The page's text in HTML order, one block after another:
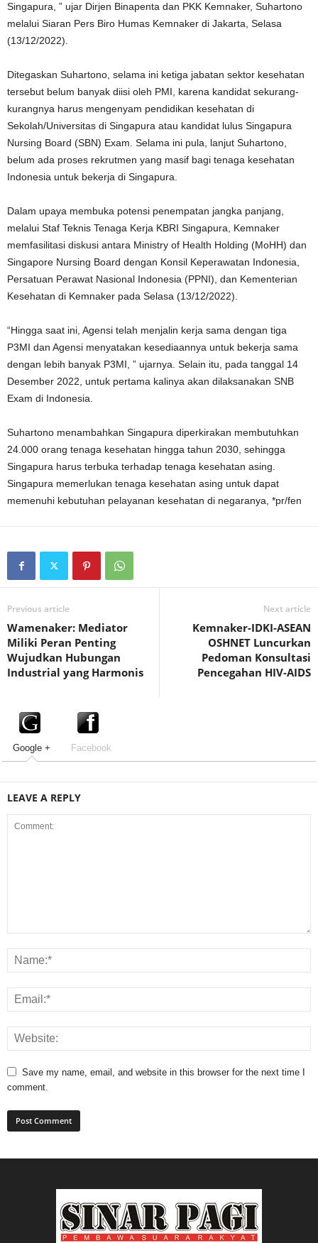
Singapura, ” ujar Dirjen Binapenta dan PKK Kemnaker, Suhartono
melalui Siaran Pers Biro Humas Kemnaker di Jakarta, Selasa
(13/12/2022).
Ditegaskan Suhartono, selama ini ketiga jabatan sektor kesehatan
tersebut belum banyak diisi oleh PMI, karena kandidat sekurang-
kurangnya harus mengenyam pendidikan kesehatan di
Sekolah/Universitas di Singapura atau kandidat lulus Singapura
Nursing Board (SBN) Exam. Selama ini pula, lanjut Suhartono,
belum ada proses rekrutmen yang masif bagi tenaga kesehatan
Indonesia untuk bekerja di Singapura.
Dalam upaya membuka potensi penempatan jangka panjang,
melalui Staf Teknis Tenaga Kerja KBRI Singapura, Kemnaker
memfasilitasi diskusi antara Ministry of Health Holding (MoHH) dan
Singapore Nursing Board dengan Konsil Keperawatan Indonesia,
Persatuan Perawat Nasional Indonesia (PPNI), dan Kementerian
Kesehatan di Kemnaker pada Selasa (13/12/2022).
“Hingga saat ini, Agensi telah menjalin kerja sama dengan tiga
P3MI dan Agensi menyatakan kesediaannya untuk bekerja sama
dengan lebih banyak P3MI, ” ujarnya. Selain itu, pada tanggal 14
Desember 2022, untuk pertama kalinya akan dilaksanakan SNB
Exam di Indonesia.
Suhartono menambahkan Singapura diperkirakan membutuhkan
24.000 orang tenaga kesehatan hingga tahun 2030, sehingga
Singapura harus terbuka terhadap tenaga kesehatan asing.
Singapura memerlukan tenaga kesehatan asing untuk dapat
memenuhi kebutuhan pelayanan kesehatan di negaranya, *pr/fen
Previous article
Wamenaker: Mediator
Miliki Peran Penting
Wujudkan Hubungan
Industrial yang Harmonis
Next article
Kemnaker-IDKI-ASEAN
OSHNET Luncurkan
Pedoman Konsultasi
Pencegahan HIV-AIDS
Google + Facebook
LEAVE A REPLY
Save my name, email, and website in this browser for the next time I
comment.